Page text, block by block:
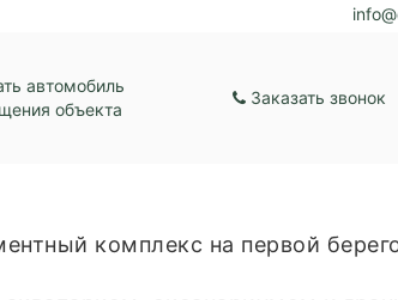
автомобиль
объекта
Заказать звонок
комплекс на первой